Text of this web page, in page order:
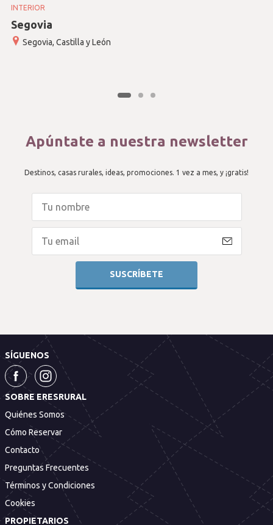
INTERIOR
Segovia
Segovia, Castilla y León
Apúntate a nuestra newsletter
Destinos, casas rurales, ideas, promociones. 1 vez a mes, y ¡gratis!
SÍGUENOS
SOBRE ERESRURAL
Quiénes Somos
Cómo Reservar
Contacto
Preguntas Frecuentes
Términos y Condiciones
Cookies
PROPIETARIOS